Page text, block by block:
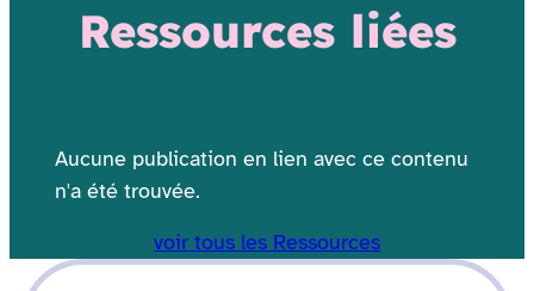
Ressources liées
Aucune publication en lien avec ce contenu
n'a été trouvée.
voir tous les Ressources